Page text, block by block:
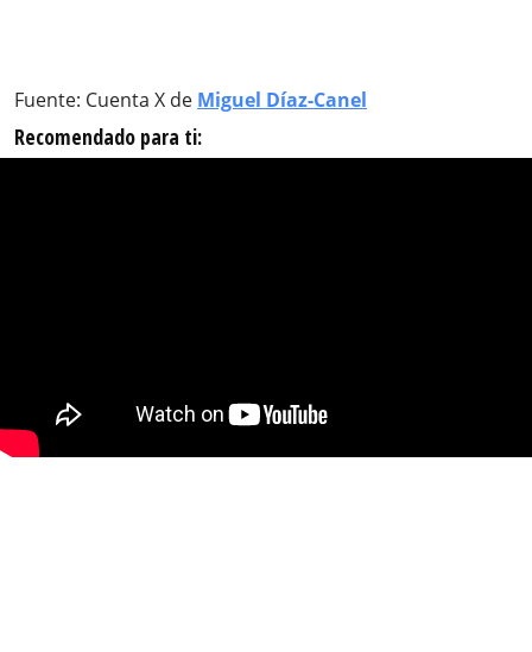
Fuente: Cuenta X de Miguel Díaz-Canel
Recomendado para ti: